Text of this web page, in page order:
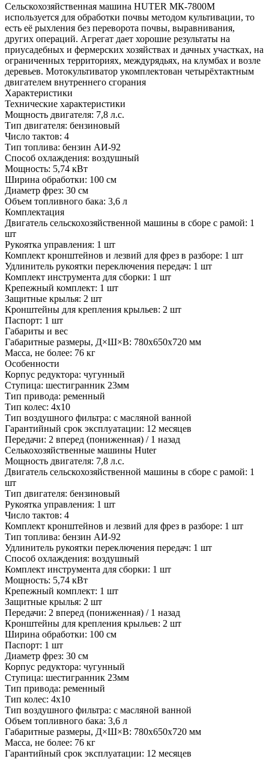
Сельскохозяйственная машина HUTER МК-7800М
используется для обработки почвы методом культивации, то
есть её рыхления без переворота почвы, выравнивания,
других операций. Агрегат дает хорошие результаты на
приусадебных и фермерских хозяйствах и дачных участках, на
ограниченных территориях, междурядьях, на клумбах и возле
деревьев. Мотокультиватор укомплектован четырёхтактным
двигателем внутреннего сгорания
Характеристики
Технические характеристики
Мощность двигателя: 7,8 л.с.
Тип двигателя: бензиновый
Число тактов: 4
Тип топлива: бензин АИ-92
Способ охлаждения: воздушный
Мощность: 5,74 кВт
Ширина обработки: 100 см
Диаметр фрез: 30 см
Объем топливного бака: 3,6 л
Комплектация
Двигатель сельскохозяйственной машины в сборе с рамой: 1
шт
Рукоятка управления: 1 шт
Комплект кронштейнов и лезвий для фрез в разборе: 1 шт
Удлинитель рукоятки переключения передач: 1 шт
Комплект инструмента для сборки: 1 шт
Крепежный комплект: 1 шт
Защитные крылья: 2 шт
Кронштейны для крепления крыльев: 2 шт
Паспорт: 1 шт
Габариты и вес
Габаритные размеры, Д×Ш×В: 780x650x720 мм
Масса, не более: 76 кг
Особенности
Корпус редуктора: чугунный
Ступица: шестигранник 23мм
Тип привода: ременный
Тип колес: 4х10
Тип воздушного фильтра: с масляной ванной
Гарантийный срок эксплуатации: 12 месяцев
Передачи: 2 вперед (пониженная) / 1 назад
Селькохозяйственные машины Huter
Мощность двигателя: 7,8 л.с.
Двигатель сельскохозяйственной машины в сборе с рамой: 1
шт
Тип двигателя: бензиновый
Рукоятка управления: 1 шт
Число тактов: 4
Комплект кронштейнов и лезвий для фрез в разборе: 1 шт
Тип топлива: бензин АИ-92
Удлинитель рукоятки переключения передач: 1 шт
Способ охлаждения: воздушный
Комплект инструмента для сборки: 1 шт
Мощность: 5,74 кВт
Крепежный комплект: 1 шт
Защитные крылья: 2 шт
Передачи: 2 вперед (пониженная) / 1 назад
Кронштейны для крепления крыльев: 2 шт
Ширина обработки: 100 см
Паспорт: 1 шт
Диаметр фрез: 30 см
Корпус редуктора: чугунный
Ступица: шестигранник 23мм
Тип привода: ременный
Тип колес: 4х10
Тип воздушного фильтра: с масляной ванной
Объем топливного бака: 3,6 л
Габаритные размеры, Д×Ш×В: 780x650x720 мм
Масса, не более: 76 кг
Гарантийный срок эксплуатации: 12 месяцев